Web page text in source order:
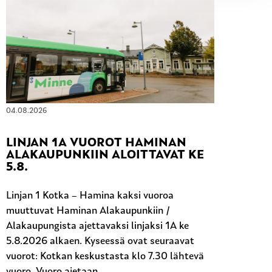
04.08.2026
LINJAN 1A VUOROT HAMINAN
ALAKAUPUNKIIN ALOITTAVAT KE
5.8.
Linjan 1 Kotka – Hamina kaksi vuoroa
muuttuvat Haminan Alakaupunkiin /
Alakaupungista ajettavaksi linjaksi 1A ke
5.8.2026 alkaen. Kyseessä ovat seuraavat
vuorot: Kotkan keskustasta klo 7.30 lähtevä